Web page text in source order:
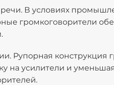
В условиях
громкоговорители
Рупорная конструкция
на усилители и